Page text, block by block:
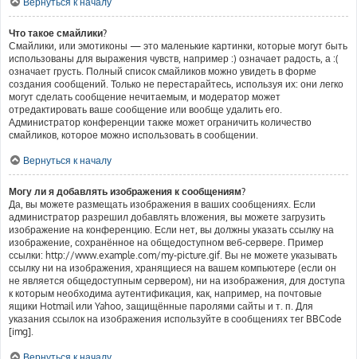
Что такое смайлики?
Смайлики, или эмотиконы — это маленькие картинки, которые могут быть
использованы для выражения чувств, например :) означает радость, а :(
означает грусть. Полный список смайликов можно увидеть в форме
создания сообщений. Только не перестарайтесь, используя их: они легко
могут сделать сообщение нечитаемым, и модератор может
отредактировать ваше сообщение или вообще удалить его.
Администратор конференции также может ограничить количество
смайликов, которое можно использовать в сообщении.
Вернуться к началу
Могу ли я добавлять изображения к сообщениям?
Да, вы можете размещать изображения в ваших сообщениях. Если
администратор разрешил добавлять вложения, вы можете загрузить
изображение на конференцию. Если нет, вы должны указать ссылку на
изображение, сохранённое на общедоступном веб-сервере. Пример
ссылки: http://www.example.com/my-picture.gif. Вы не можете указывать
ссылку ни на изображения, хранящиеся на вашем компьютере (если он
не является общедоступным сервером), ни на изображения, для доступа
к которым необходима аутентификация, как, например, на почтовые
ящики Hotmail или Yahoo, защищённые паролями сайты и т. п. Для
указания ссылок на изображения используйте в сообщениях тег BBCode
[img].